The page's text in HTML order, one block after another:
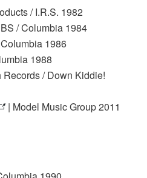
/ I.R.S. 1982
/ Columbia 1984
1986
1988
Records / Down Kiddie!
| Model Music Group 2011